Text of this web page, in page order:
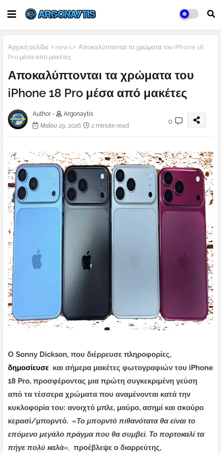
Αρχική σελίδα news
Αποκαλύπτονται τα χρώματα του iPhone 18
Pro μέσα από μακέτες
Αποκαλύπτονται τα χρώματα του
iPhone 18 Pro μέσα από μακέτες
Author -
Argonaytis
Μαΐου 29, 2026
2 minute read
0
Ο Sonny Dickson, που διέρρευσε πληροφορίες,
δημοσίευσε και σήμερα μακέτες φωτογραφιών του iPhone
18 Pro, προσφέροντας μια πρώτη συγκεκριμένη γεύση
από τα τέσσερα χρώματα που αναμένονται κατά την
κυκλοφορία του: ανοιχτό μπλε, μαύρο, ασημί και σκούρο
κερασί/μπορντό. «Το μπορντό πιθανότατα θα είναι το
επόμενο μεγάλο πράγμα που θα συμβεί. Το πορτοκαλί τα
πήγε πολύ καλά», προέβλεψε ο διαρρεύτης,